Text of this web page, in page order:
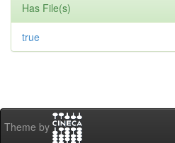
Has File(s)
true
Theme by